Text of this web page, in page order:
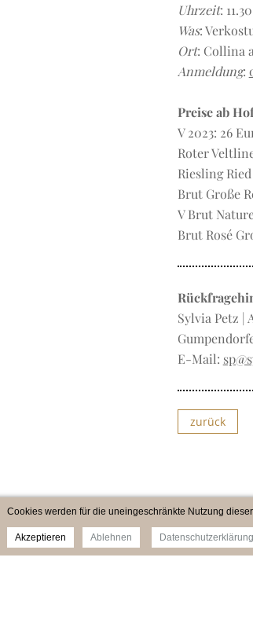
Uhrzeit:
Was:
Ort: Collina
Anmeldung:
Preise ab
V 2023: 26
Roter
Riesling
Brut Große
V Brut
Brut Rosé
Sylvia Petz |
E-Mail:
zurück
Cookies werden für die uneingeschränkte Nutzung
Akzeptieren Ablehnen Datenschutzerklärung